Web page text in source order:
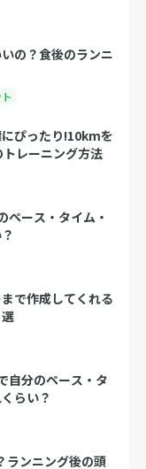
の？食後のランニ
ぴったり!10kmを
レーニング方法
ペース・タイム・
で作成してくれる
自分のペース・タ
らい？
ランニング後の頭